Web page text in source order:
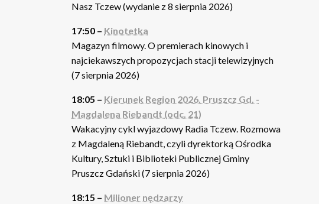
Nasz Tczew (wydanie z 8 sierpnia 2026)
17:50 – Kinotetka
Magazyn filmowy. O premierach kinowych i
najciekawszych propozycjach stacji telewizyjnych
(7 sierpnia 2026)
18:05 – Kierunek Region 2026. Pruszcz Gd. -
Magdalena Riebandt (odc. 21)
Wakacyjny cykl wyjazdowy Radia Tczew. Rozmowa
z Magdaleną Riebandt, czyli dyrektorką Ośrodka
Kultury, Sztuki i Biblioteki Publicznej Gminy
Pruszcz Gdański (7 sierpnia 2026)
18:15 – Milioner nędzarzy